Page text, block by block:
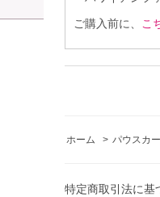
ご購入前に、
こ
ホーム > パウスカ
特定商取引法に基